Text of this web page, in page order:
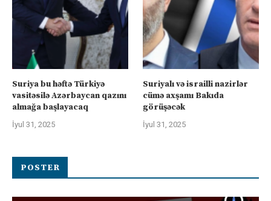
Suriya bu həftə Türkiyə
vasitəsilə Azərbaycan qazını
almağa başlayacaq
İyul 31, 2025
Suriyalı və israilli nazirlər
cümə axşamı Bakıda
görüşəcək
İyul 31, 2025
POSTER